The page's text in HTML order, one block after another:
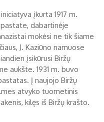
įkurta 1917 m.
dabartinėje
mokėsi ne tik šiame
J. Kaziūno namuose
įsikūrusi Biržų
aukšte. 1931 m. buvo
Į naujojo Biržų
atvyko tuometinis
kilęs iš Biržų krašto.